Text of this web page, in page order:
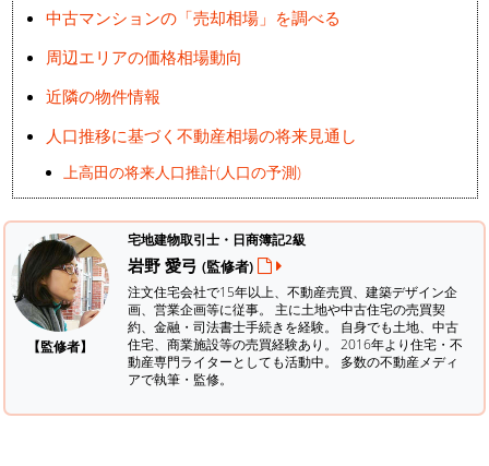
中古マンションの「売却相場」を調べる
周辺エリアの価格相場動向
近隣の物件情報
人口推移に基づく不動産相場の将来見通し
上高田の将来人口推計(人口の予測)
【監修者】
宅地建物取引士・日商簿記2級
岩野 愛弓 (監修者)
注文住宅会社で15年以上、不動産売買、建築デザイン企
画、営業企画等に従事。 主に土地や中古住宅の売買契
約、金融・司法書士手続きを経験。 自身でも土地、中古
住宅、商業施設等の売買経験あり。 2016年より住宅・不
動産専門ライターとしても活動中。 多数の不動産メディ
アで執筆・監修。